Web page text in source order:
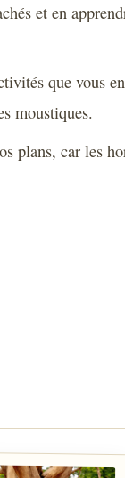
et en
que vous
moustiques.
plans, car les